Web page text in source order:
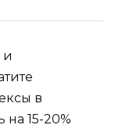
и
в
на 15-20%